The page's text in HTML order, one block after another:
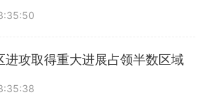
进攻取得重大进展占领半数区域